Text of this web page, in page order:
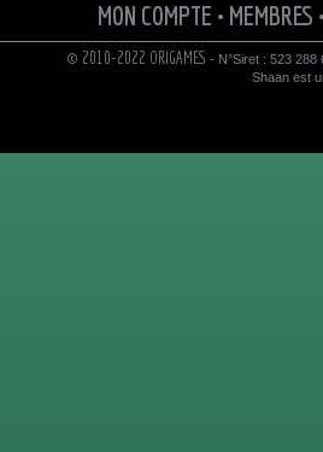
MON COMPTE • MEMBRES
© 2010-2022 ORIGAMES - N°Siret : 523 288
Shaan est